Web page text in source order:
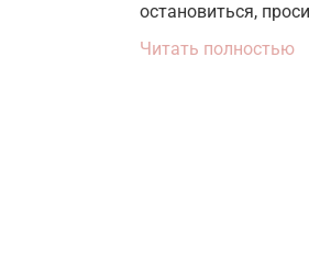
остановиться,
Читать полностью